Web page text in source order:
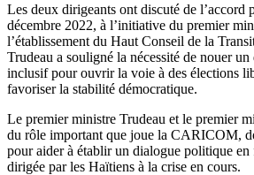
Les deux dirigeants ont discuté de l’accord
décembre 2022, à l’initiative du premier
l’établissement du Haut Conseil de la
Trudeau a souligné la nécessité de nouer
inclusif pour ouvrir la voie à des élections
favoriser la stabilité démocratique.
Le premier ministre Trudeau et le premier
du rôle important que joue la CARICOM,
pour aider à établir un dialogue politique en
dirigée par les Haïtiens à la crise en cours.